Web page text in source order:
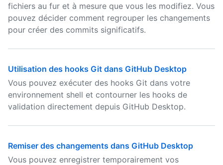
fichiers au fur et à mesure que vous les modifiez. Vous
pouvez décider comment regrouper les changements
pour créer des commits significatifs.
Utilisation des hooks Git dans GitHub Desktop
Vous pouvez exécuter des hooks Git dans votre
environnement shell et contourner les hooks de
validation directement depuis GitHub Desktop.
Remiser des changements dans GitHub Desktop
Vous pouvez enregistrer temporairement vos